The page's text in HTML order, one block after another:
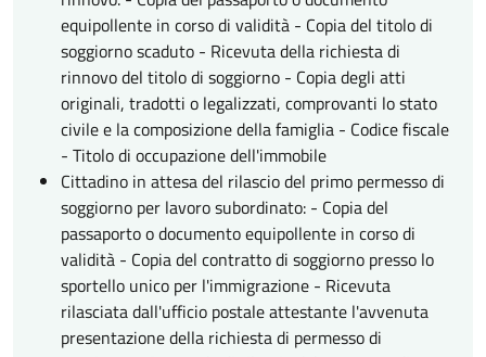
equipollente in corso di validità - Copia del titolo di
soggiorno scaduto - Ricevuta della richiesta di
rinnovo del titolo di soggiorno - Copia degli atti
originali, tradotti o legalizzati, comprovanti lo stato
civile e la composizione della famiglia - Codice fiscale
- Titolo di occupazione dell'immobile
Cittadino in attesa del rilascio del primo permesso di
soggiorno per lavoro subordinato: - Copia del
passaporto o documento equipollente in corso di
validità - Copia del contratto di soggiorno presso lo
sportello unico per l'immigrazione - Ricevuta
rilasciata dall'ufficio postale attestante l'avvenuta
presentazione della richiesta di permesso di